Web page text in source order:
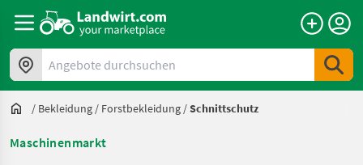
Angebote durchsuchen
/ Bekleidung / Forstbekleidung /Schnittschutz
Maschinenmarkt